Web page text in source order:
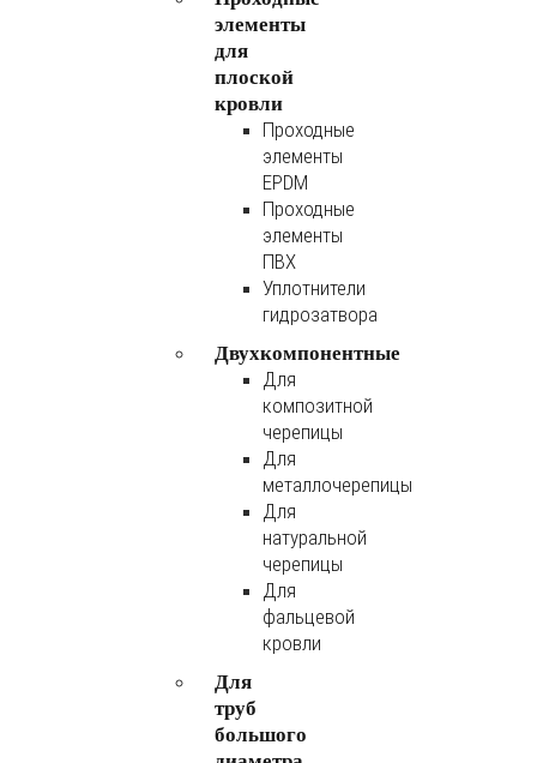
элементы
для
плоской
кровли
Проходные
элементы
EPDM
Проходные
элементы
ПВХ
Уплотнители
гидрозатвора
Двухкомпонентные
Для
композитной
черепицы
Для
металлочерепицы
Для
натуральной
черепицы
Для
фальцевой
кровли
Для
труб
большого